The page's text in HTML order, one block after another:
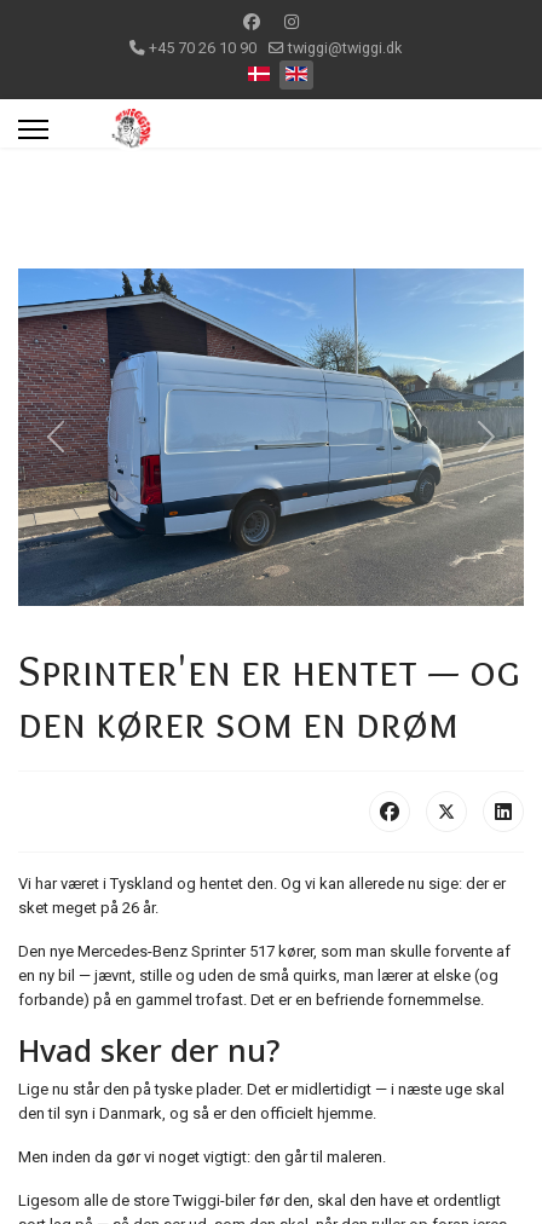
+45 70 26 10 90 twiggi@twiggi.dk
Select your language
Previous Next
Sprinter'en er hentet — og
den kører som en drøm
Vi har været i Tyskland og hentet den. Og vi kan allerede nu sige: der er
sket meget på 26 år.
Den nye Mercedes-Benz Sprinter 517 kører, som man skulle forvente af
en ny bil — jævnt, stille og uden de små quirks, man lærer at elske (og
forbande) på en gammel trofast. Det er en befriende fornemmelse.
Hvad sker der nu?
Lige nu står den på tyske plader. Det er midlertidigt — i næste uge skal
den til syn i Danmark, og så er den officielt hjemme.
Men inden da gør vi noget vigtigt: den går til maleren.
Ligesom alle de store Twiggi-biler før den, skal den have et ordentligt